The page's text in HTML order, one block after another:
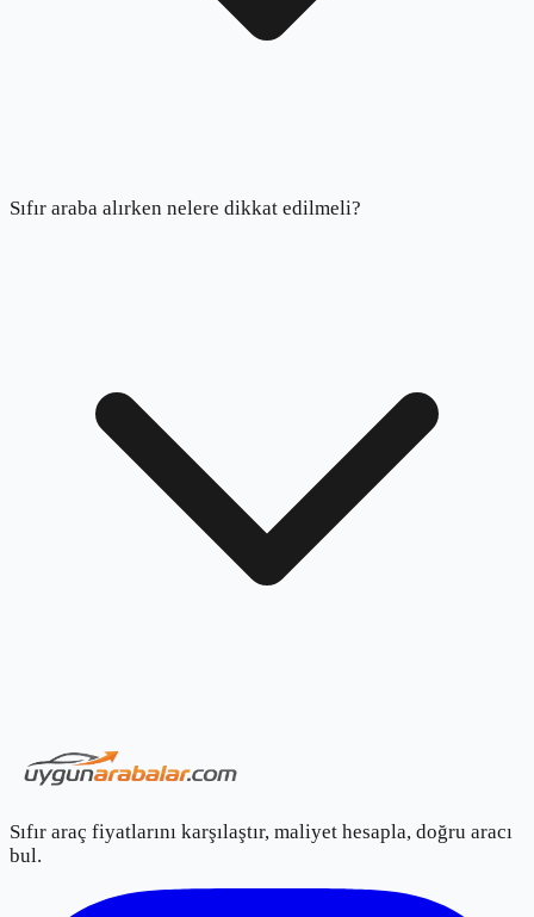
Sıfır araba alırken nelere dikkat edilmeli?
Sıfır araç fiyatlarını karşılaştır, maliyet hesapla, doğru aracı
bul.